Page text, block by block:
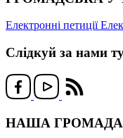
Електронні петиції
Слідкуй за нами
НАША